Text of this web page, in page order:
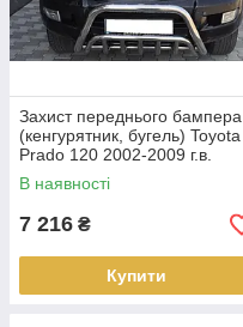
Захист переднього бампера
(кенгурятник, бугель) Toyota
Prado 120 2002-2009 г.в.
В наявності
7 216 ₴
Купити